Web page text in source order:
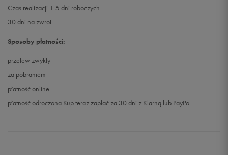
Czas realizacji 1-5 dni roboczych
30 dni na zwrot
Sposoby płatności:
przelew zwykły
za pobraniem
płatność online
płatność odroczona Kup teraz zapłać za 30 dni z Klarną lub PayPo